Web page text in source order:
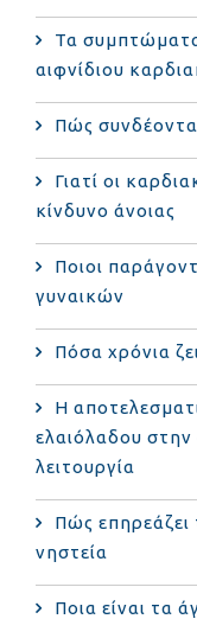
Τα
αιφνίδιου
Πώς
Γιατί οι
κίνδυνο άνοιας
Ποιοι
γυναικών
Πόσα χρόνια
Η
ελαιόλαδου
λειτουργία
Πώς επηρεάζει
νηστεία
Ποια είναι τα